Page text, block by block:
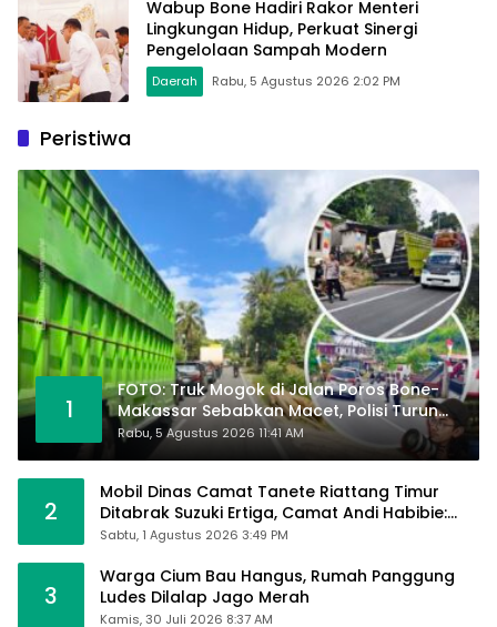
Wabup Bone Hadiri Rakor Menteri
Lingkungan Hidup, Perkuat Sinergi
Pengelolaan Sampah Modern
Daerah Rabu, 5 Agustus 2026 2:02 PM
Peristiwa
1
FOTO: Truk Mogok di Jalan Poros Bone-
Makassar Sebabkan Macet, Polisi Turun
Tangan
Rabu, 5 Agustus 2026 11:41 AM
2
Mobil Dinas Camat Tanete Riattang Timur
Ditabrak Suzuki Ertiga, Camat Andi Habibie:
Alhamdulillah Saya Baik-Baik Saja
Sabtu, 1 Agustus 2026 3:49 PM
3
Warga Cium Bau Hangus, Rumah Panggung
Ludes Dilalap Jago Merah
Kamis, 30 Juli 2026 8:37 AM